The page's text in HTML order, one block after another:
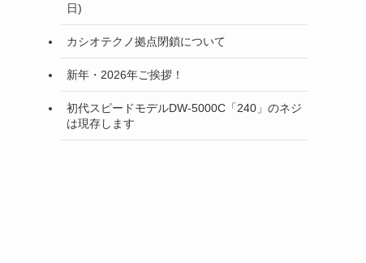
日)
カシオテクノ拠点閉鎖について
新年・2026年ご挨拶！
初代スピードモデルDW-5000C「240」のネジ
は現存します